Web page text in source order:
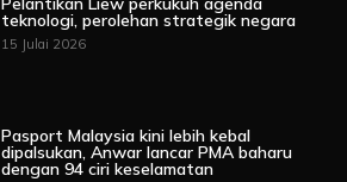
teknologi, perolehan strategik negara
15 Julai 2026
Pasport Malaysia kini lebih kebal
dipalsukan, Anwar lancar PMA baharu
dengan 94 ciri keselamatan